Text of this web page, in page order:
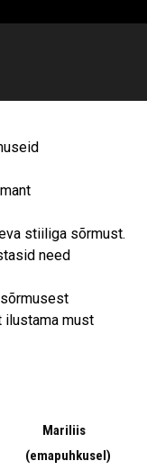
stiiliga sõrmust.
need
ilustama must
Mariliis
(emapuhkusel)